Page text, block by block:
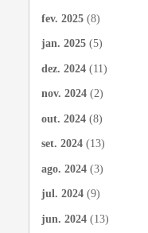
fev. 2025 (8)
jan. 2025 (5)
dez. 2024 (11)
nov. 2024 (2)
out. 2024 (8)
set. 2024 (13)
ago. 2024 (3)
jul. 2024 (9)
jun. 2024 (13)